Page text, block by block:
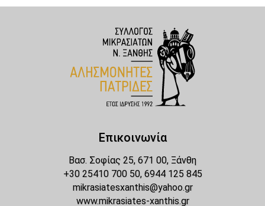
Επικοινωνία
Βασ. Σοφίας 25, 671 00, Ξάνθη
+30 25410 700 50, 6944 125 845
mikrasiatesxanthis@yahoo.gr
www.mikrasiates-xanthis.gr